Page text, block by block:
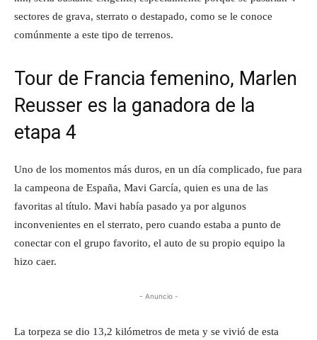
sectores de grava, sterrato o destapado, como se le conoce
comúnmente a este tipo de terrenos.
Tour de Francia femenino, Marlen
Reusser es la ganadora de la
etapa 4
Uno de los momentos más duros, en un día complicado, fue para
la campeona de España, Mavi García, quien es una de las
favoritas al título. Mavi había pasado ya por algunos
inconvenientes en el sterrato, pero cuando estaba a punto de
conectar con el grupo favorito, el auto de su propio equipo la
hizo caer.
- Anuncio -
La torpeza se dio 13,2 kilómetros de meta y se vivió de esta